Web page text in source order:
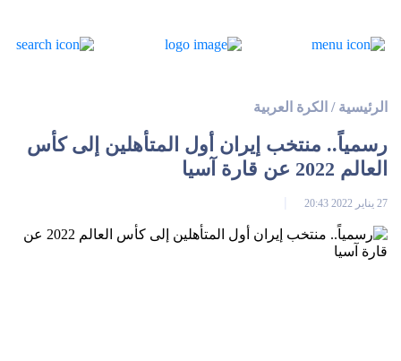
الرئيسية / الكرة العربية
رسمياً.. منتخب إيران أول المتأهلين إلى كأس
العالم 2022 عن قارة آسيا
27 يناير 2022 20:43